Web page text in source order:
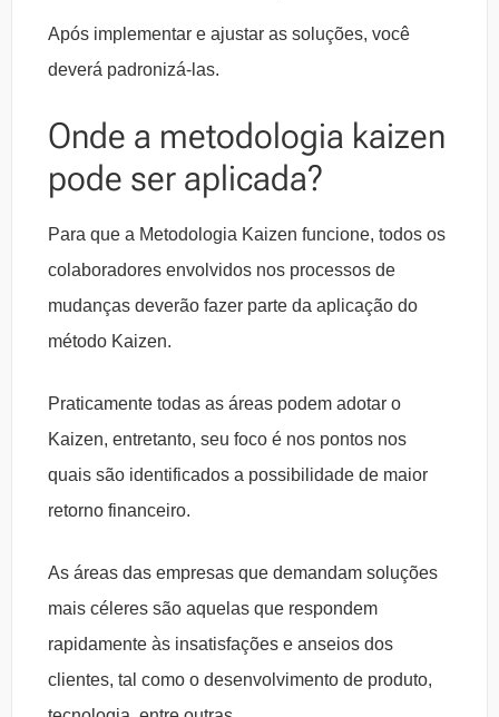
Após implementar e ajustar as soluções, você
deverá padronizá-las.
Onde a metodologia kaizen
pode ser aplicada?
Para que a Metodologia Kaizen funcione, todos os
colaboradores envolvidos nos processos de
mudanças deverão fazer parte da aplicação do
método Kaizen.
Praticamente todas as áreas podem adotar o
Kaizen, entretanto, seu foco é nos pontos nos
quais são identificados a possibilidade de maior
retorno financeiro.
As áreas das empresas que demandam soluções
mais céleres são aquelas que respondem
rapidamente às insatisfações e anseios dos
clientes, tal como o desenvolvimento de produto,